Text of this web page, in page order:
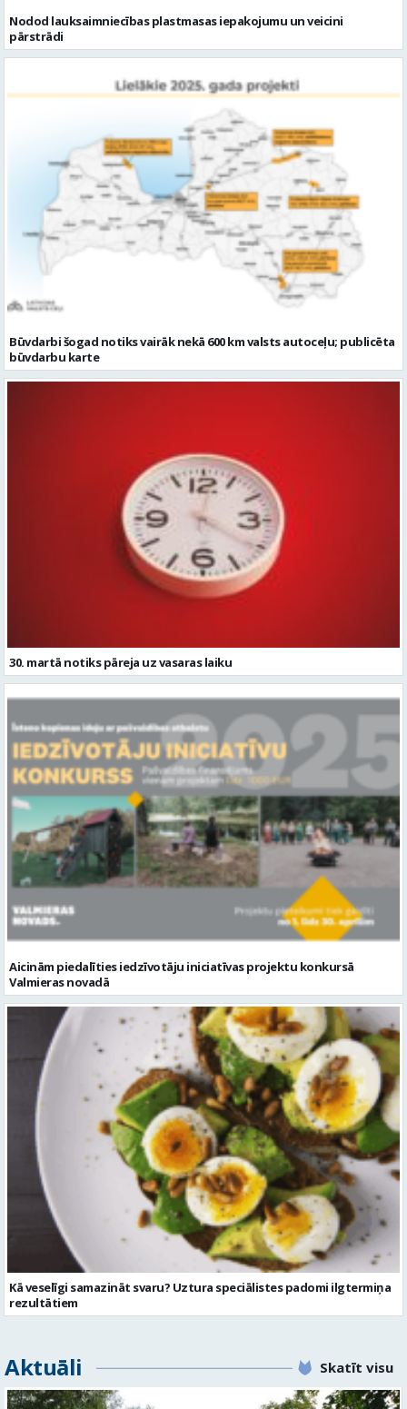
Nodod lauksaimniecības plastmasas iepakojumu un veicini
pārstrādi
Būvdarbi šogad notiks vairāk nekā 600 km valsts autoceļu; publicēta
būvdarbu karte
30. martā notiks pāreja uz vasaras laiku
Aicinām piedalīties iedzīvotāju iniciatīvas projektu konkursā
Valmieras novadā
Kā veselīgi samazināt svaru? Uztura speciālistes padomi ilgtermiņa
rezultātiem
Aktuāli Skatīt visu